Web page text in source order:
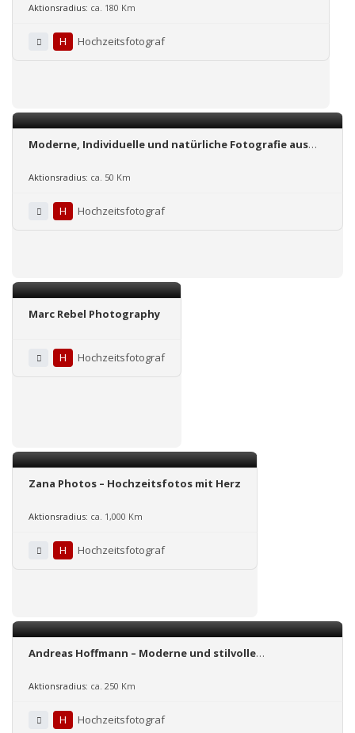
Aktionsradius: ca. 180 Km
H Hochzeitsfotograf
Moderne, Individuelle und natürliche Fotografie aus
Aktionsradius: ca. 50 Km
H Hochzeitsfotograf
Marc Rebel Photography
H Hochzeitsfotograf
Zana Photos – Hochzeitsfotos mit Herz
Aktionsradius: ca. 1,000 Km
H Hochzeitsfotograf
Andreas Hoffmann – Moderne und stilvolle
Aktionsradius: ca. 250 Km
H Hochzeitsfotograf